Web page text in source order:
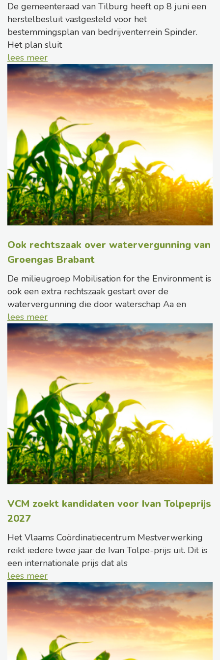
De gemeenteraad van Tilburg heeft op 8 juni een
herstelbesluit vastgesteld voor het
bestemmingsplan van bedrijventerrein Spinder.
Het plan sluit
lees meer
Ook rechtszaak over watervergunning van
Groengas Brabant
De milieugroep Mobilisation for the Environment is
ook een extra rechtszaak gestart over de
watervergunning die door waterschap Aa en
lees meer
VCM zoekt kandidaten voor Ivan Tolpeprijs
2027
Het Vlaams Coördinatiecentrum Mestverwerking
reikt iedere twee jaar de Ivan Tolpe-prijs uit. Dit is
een internationale prijs dat als
lees meer